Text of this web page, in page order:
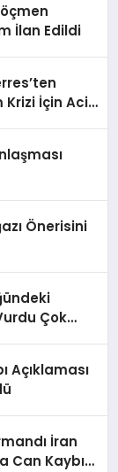
İlan Edildi
Krizi İçin Acil
Önerisini
Çok
Açıklaması
İran
Can Kaybı